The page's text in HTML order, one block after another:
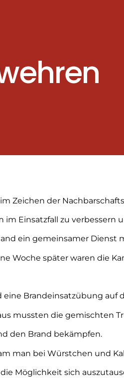
Zeichen der
Einsatzfall zu verbessern
ein gemeinsamer Dienst
Woche später waren die
Brandeinsatzübung auf
mussten die gemischten
den Brand bekämpfen.
man bei Würstchen und
Möglichkeit sich